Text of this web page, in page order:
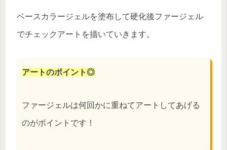
ベースカラージェルを塗布して硬化後ファージェル
でチェックアートを描いていきます。
アートのポイント◎
ファージェルは何回かに重ねてアートしてあげる
のがポイントです！